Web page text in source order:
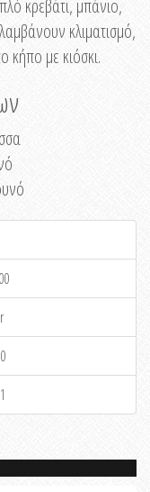
κρεβάτι, μπάνιο,
κλιματισμό,
κήπο με κιόσκι.